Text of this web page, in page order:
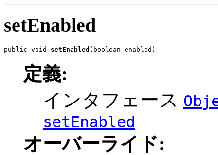
setEnabled
public void setEnabled (boolean enabled)
定義:
インタフェース
setEnabled
オーバーライド: